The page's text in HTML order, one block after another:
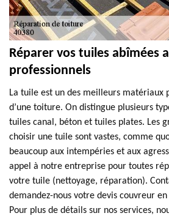
Réparer vos tuiles abîmées
professionnels
La tuile est un des meilleurs matériaux
d’une toiture. On distingue plusieurs
tuiles canal, béton et tuiles plates. Les
choisir une tuile sont vastes, comme
beaucoup aux intempéries et aux
appel à notre entreprise pour toutes
votre tuile (nettoyage, réparation).
demandez-nous votre devis couvreur
Pour plus de détails sur nos services,